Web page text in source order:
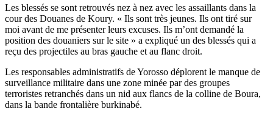
Les blessés se sont retrouvés nez à nez avec les assaillants dans la
cour des Douanes de Koury. « Ils sont très jeunes. Ils ont tiré sur
moi avant de me présenter leurs excuses. Ils m’ont demandé la
position des douaniers sur le site » a expliqué un des blessés qui a
reçu des projectiles au bras gauche et au flanc droit.
Les responsables administratifs de Yorosso déplorent le manque de
surveillance militaire dans une zone minée par des groupes
terroristes retranchés dans un nid aux flancs de la colline de Boura,
dans la bande frontalière burkinabé.